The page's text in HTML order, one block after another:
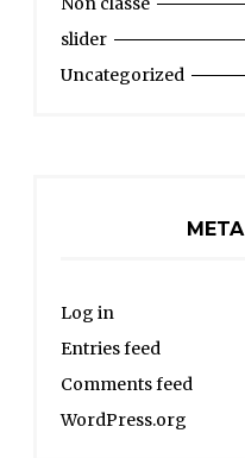
slider
Uncategorized
META
Log in
Entries feed
Comments feed
WordPress.org